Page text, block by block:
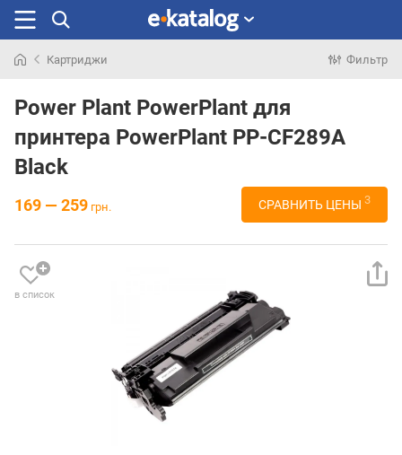
раньше
Картриджи Фильтр
Power Plant PowerPlant для
принтера PowerPlant PP-CF289A
Black
169 — 259 грн. СРАВНИТЬ ЦЕНЫ 3
в список